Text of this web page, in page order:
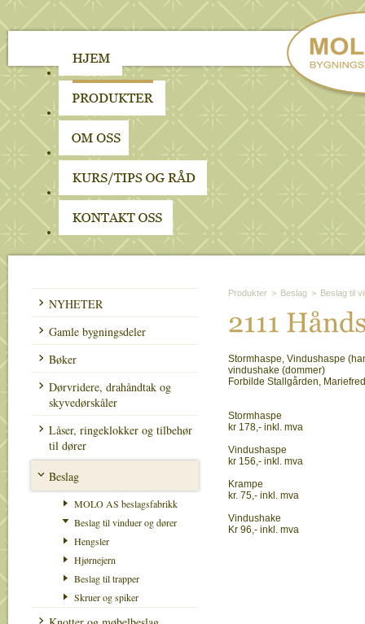
NYHETER
Gamle bygningsdeler
Bøker
Dørvridere, drahåndtak og
skyvedørskåler
Låser, ringeklokker og tilbehør
til dører
Beslag
MOLO AS beslagsfabrikk
Beslag til vinduer og dører
Hengsler
Hjørnejern
Beslag til trapper
Skruer og spiker
Produkter > Beslag > Beslag til
2111 Hå
Stormhaspe, Vindushaspe
vindushake (dommer)
Forbilde Stallgården,
Stormhaspe
kr 178,- inkl. mva
Vindushaspe
kr 156,- inkl. mva
Krampe
kr. 75,- inkl. mva
Vindushake
Kr 96,- inkl. mva